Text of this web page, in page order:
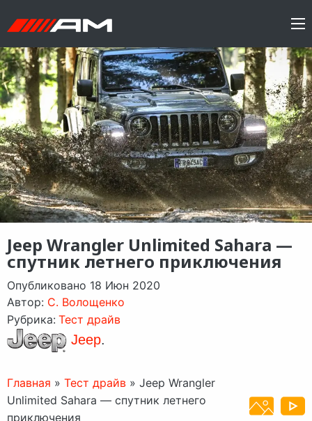
Jeep Wrangler Unlimited Sahara —
спутник летнего приключения
Опубликовано 18 Июн 2020
Автор: C. Волощенко
Рубрика: Тест драйв
Jeep.
Главная » Тест драйв » Jeep Wrangler
Unlimited Sahara — спутник летнего
приключения